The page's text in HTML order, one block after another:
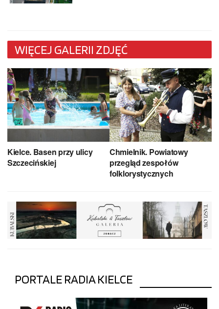
WIĘCEJ GALERII ZDJĘĆ
Kielce. Basen przy ulicy
Szczecińskiej
Chmielnik. Powiatowy
przegląd zespołów
folklorystycznych
PORTALE RADIA KIELCE